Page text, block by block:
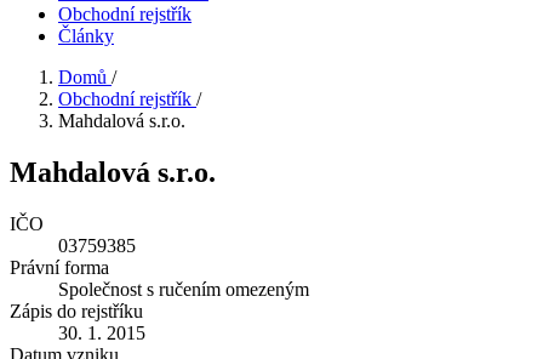
Obchodní rejstřík
Články
Domů /
Obchodní rejstřík /
Mahdalová s.r.o.
Mahdalová s.r.o.
IČO
03759385
Právní forma
Společnost s ručením omezeným
Zápis do rejstříku
30. 1. 2015
Datum vzniku